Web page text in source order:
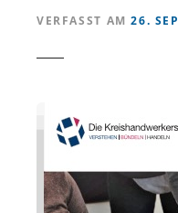
VERFASST AM 26.